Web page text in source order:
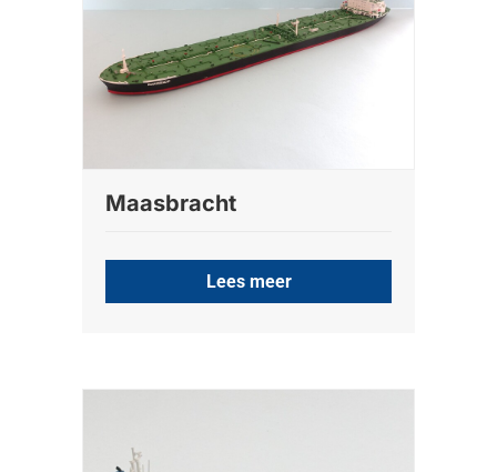
Maasbracht
Lees meer